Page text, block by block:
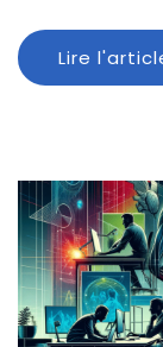
Lire